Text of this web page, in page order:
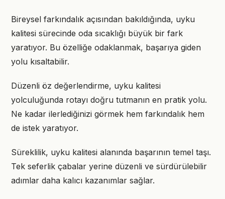
Bireysel farkındalık açısından bakıldığında, uyku
kalitesi sürecinde oda sıcaklığı büyük bir fark
yaratıyor. Bu özelliğe odaklanmak, başarıya giden
yolu kısaltabilir.
Düzenli öz değerlendirme, uyku kalitesi
yolculuğunda rotayı doğru tutmanın en pratik yolu.
Ne kadar ilerlediğinizi görmek hem farkındalık hem
de istek yaratıyor.
Süreklilik, uyku kalitesi alanında başarının temel taşı.
Tek seferlik çabalar yerine düzenli ve sürdürülebilir
adımlar daha kalıcı kazanımlar sağlar.